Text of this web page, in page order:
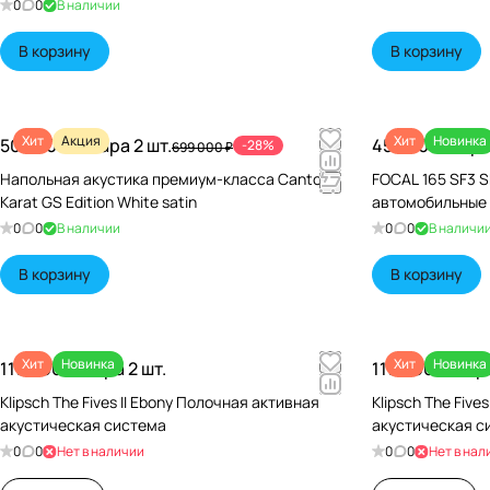
0 0 В наличии
В корзину В корзину
Хит Акция
500 000 ₽/Пара 2 шт.699 000 ₽ -28%
Напольная акустика премиум-класса Canton
Karat GS Edition White satin
0 0 В наличии
В корзину
Хит Новинка
45 640 ₽/
FOCAL 165 SF3
автомобильные
0 0 В наличии
В корзину
Хит Новинка
119 990 ₽/Пара 2 шт.
Klipsch The Fives II Ebony Полочная активная
акустическая система
0 0 Нет в наличии
Хит Новинка
119 990 ₽/
Klipsch The
акустическая
0 0 Нет в